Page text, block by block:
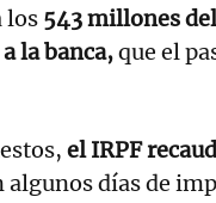
los 543 millones del
la banca,que el
el IRPF
algunos días de